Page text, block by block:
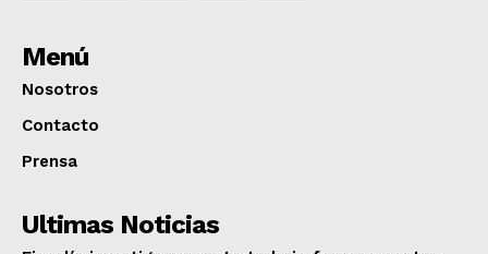
Menú
Nosotros
Contacto
Prensa
Ultimas Noticias